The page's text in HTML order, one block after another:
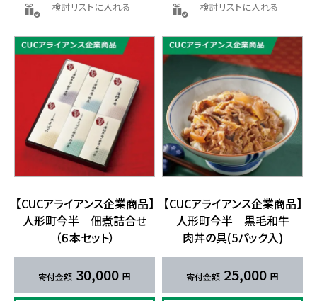
検討リストに入れる 検討リストに入れる
【CUCアライアンス企業商品】​
人形町今半 佃煮詰合せ​
（６本セット）
30,000
【CUCアライアンス企業商品】​
人形町今半 黒毛和牛
肉丼の​具(5パック入)
25,000